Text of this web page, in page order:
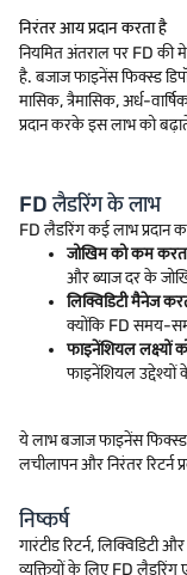
निरंतर आय प्रदान करता है
नियमित अंतराल पर FD की
है. बजाज फाइनेंस फिक्स्ड
मासिक, त्रैमासिक, अर्ध-
प्रदान करके इस लाभ को
FD लैडरिंग के लाभ
FD लैडरिंग कई लाभ प्रदान
जोखिम को कम
और ब्याज दर के
लिक्विडिटी मैनेज
क्योंकि FD समय-
फाइनेंशियल लक्ष्यों
फाइनेंशियल
ये लाभ बजाज फाइनेंस
लचीलापन और निरंतर रिटर्न
निष्कर्ष
गारंटीड रिटर्न,
व्यक्तियों के लिए FD